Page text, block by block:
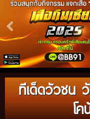
ทีเด็ดวัวชน
โ